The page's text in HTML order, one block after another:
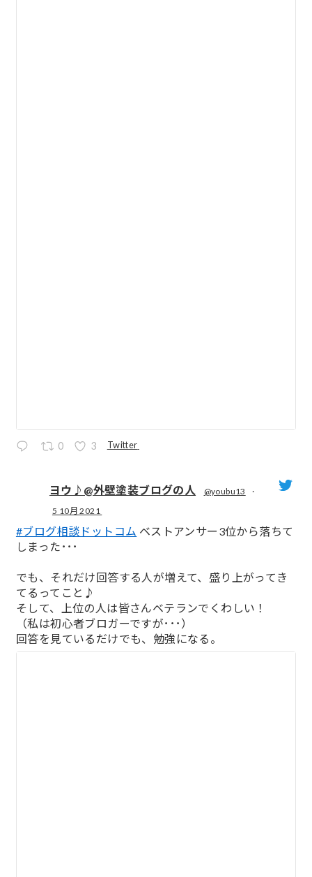
0 3 Twitter
ヨウ♪@外壁塗装ブログの人 @youbu13
·
5 10月 2021
#ブログ相談ドットコム ベストアンサー3位から落ちて
しまった･･･
でも、それだけ回答する人が増えて、盛り上がってき
てるってこと♪
そして、上位の人は皆さんベテランでくわしい！
（私は初心者ブロガーですが･･･）
回答を見ているだけでも、勉強になる。